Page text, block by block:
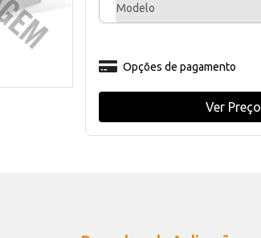
Modelo
Opções de pagamento
Ver Preço